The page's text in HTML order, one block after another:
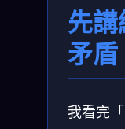
先
矛盾
我看完